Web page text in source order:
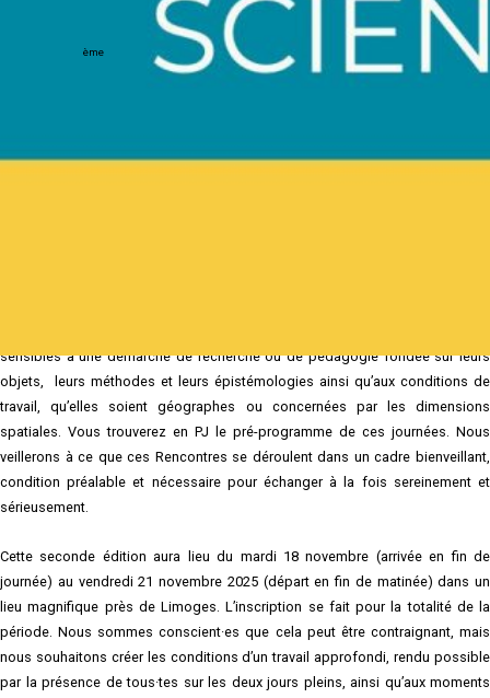
èmeRencontres des géographies féministes et queer
Nous revenons vers vous avec le soleil du printemps pour proposer aux
sensibles à une démarche de recherche ou de pédagogie fondée sur leurs
objets, leurs méthodes et leurs épistémologies ainsi qu’aux conditions de
travail, qu’elles soient géographes ou concernées par les dimensions
spatiales. Vous trouverez en PJ le pré-programme de ces journées. Nous
veillerons à ce que ces Rencontres se déroulent dans un cadre bienveillant,
condition préalable et nécessaire pour échanger à la fois sereinement et
sérieusement.
Cette seconde édition aura lieu du mardi 18 novembre (arrivée en fin de
journée) au vendredi 21 novembre 2025 (départ en fin de matinée) dans un
lieu magnifique près de Limoges. L’inscription se fait pour la totalité de la
période. Nous sommes conscient·es que cela peut être contraignant, mais
nous souhaitons créer les conditions d’un travail approfondi, rendu possible
par la présence de tous·tes sur les deux jours pleins, ainsi qu’aux moments